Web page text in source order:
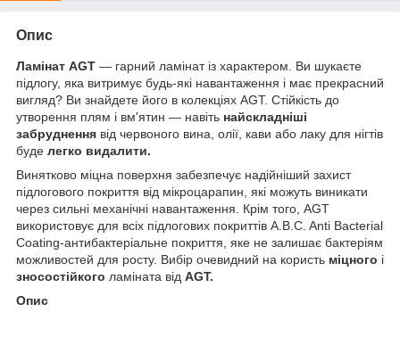
Опис
Ламінат AGT — гарний ламінат із характером. Ви шукаєте
підлогу, яка витримує будь-які навантаження і має прекрасний
вигляд? Ви знайдете його в колекціях AGT. Стійкість до
утворення плям і вм'ятин — навіть найскладніші
забруднення від червоного вина, олії, кави або лаку для нігтів
буде легко видалити.
Винятково міцна поверхня забезпечує надійніший захист
підлогового покриття від мікроцарапин, які можуть виникати
через сильні механічні навантаження. Крім того, AGT
використовує для всіх підлогових покриттів A.B.C. Anti Bacterial
Coating-антибактеріальне покриття, яке не залишає бактеріям
можливостей для росту. Вибір очевидний на користь міцного і
зносостійкого ламіната від AGT.
Опис